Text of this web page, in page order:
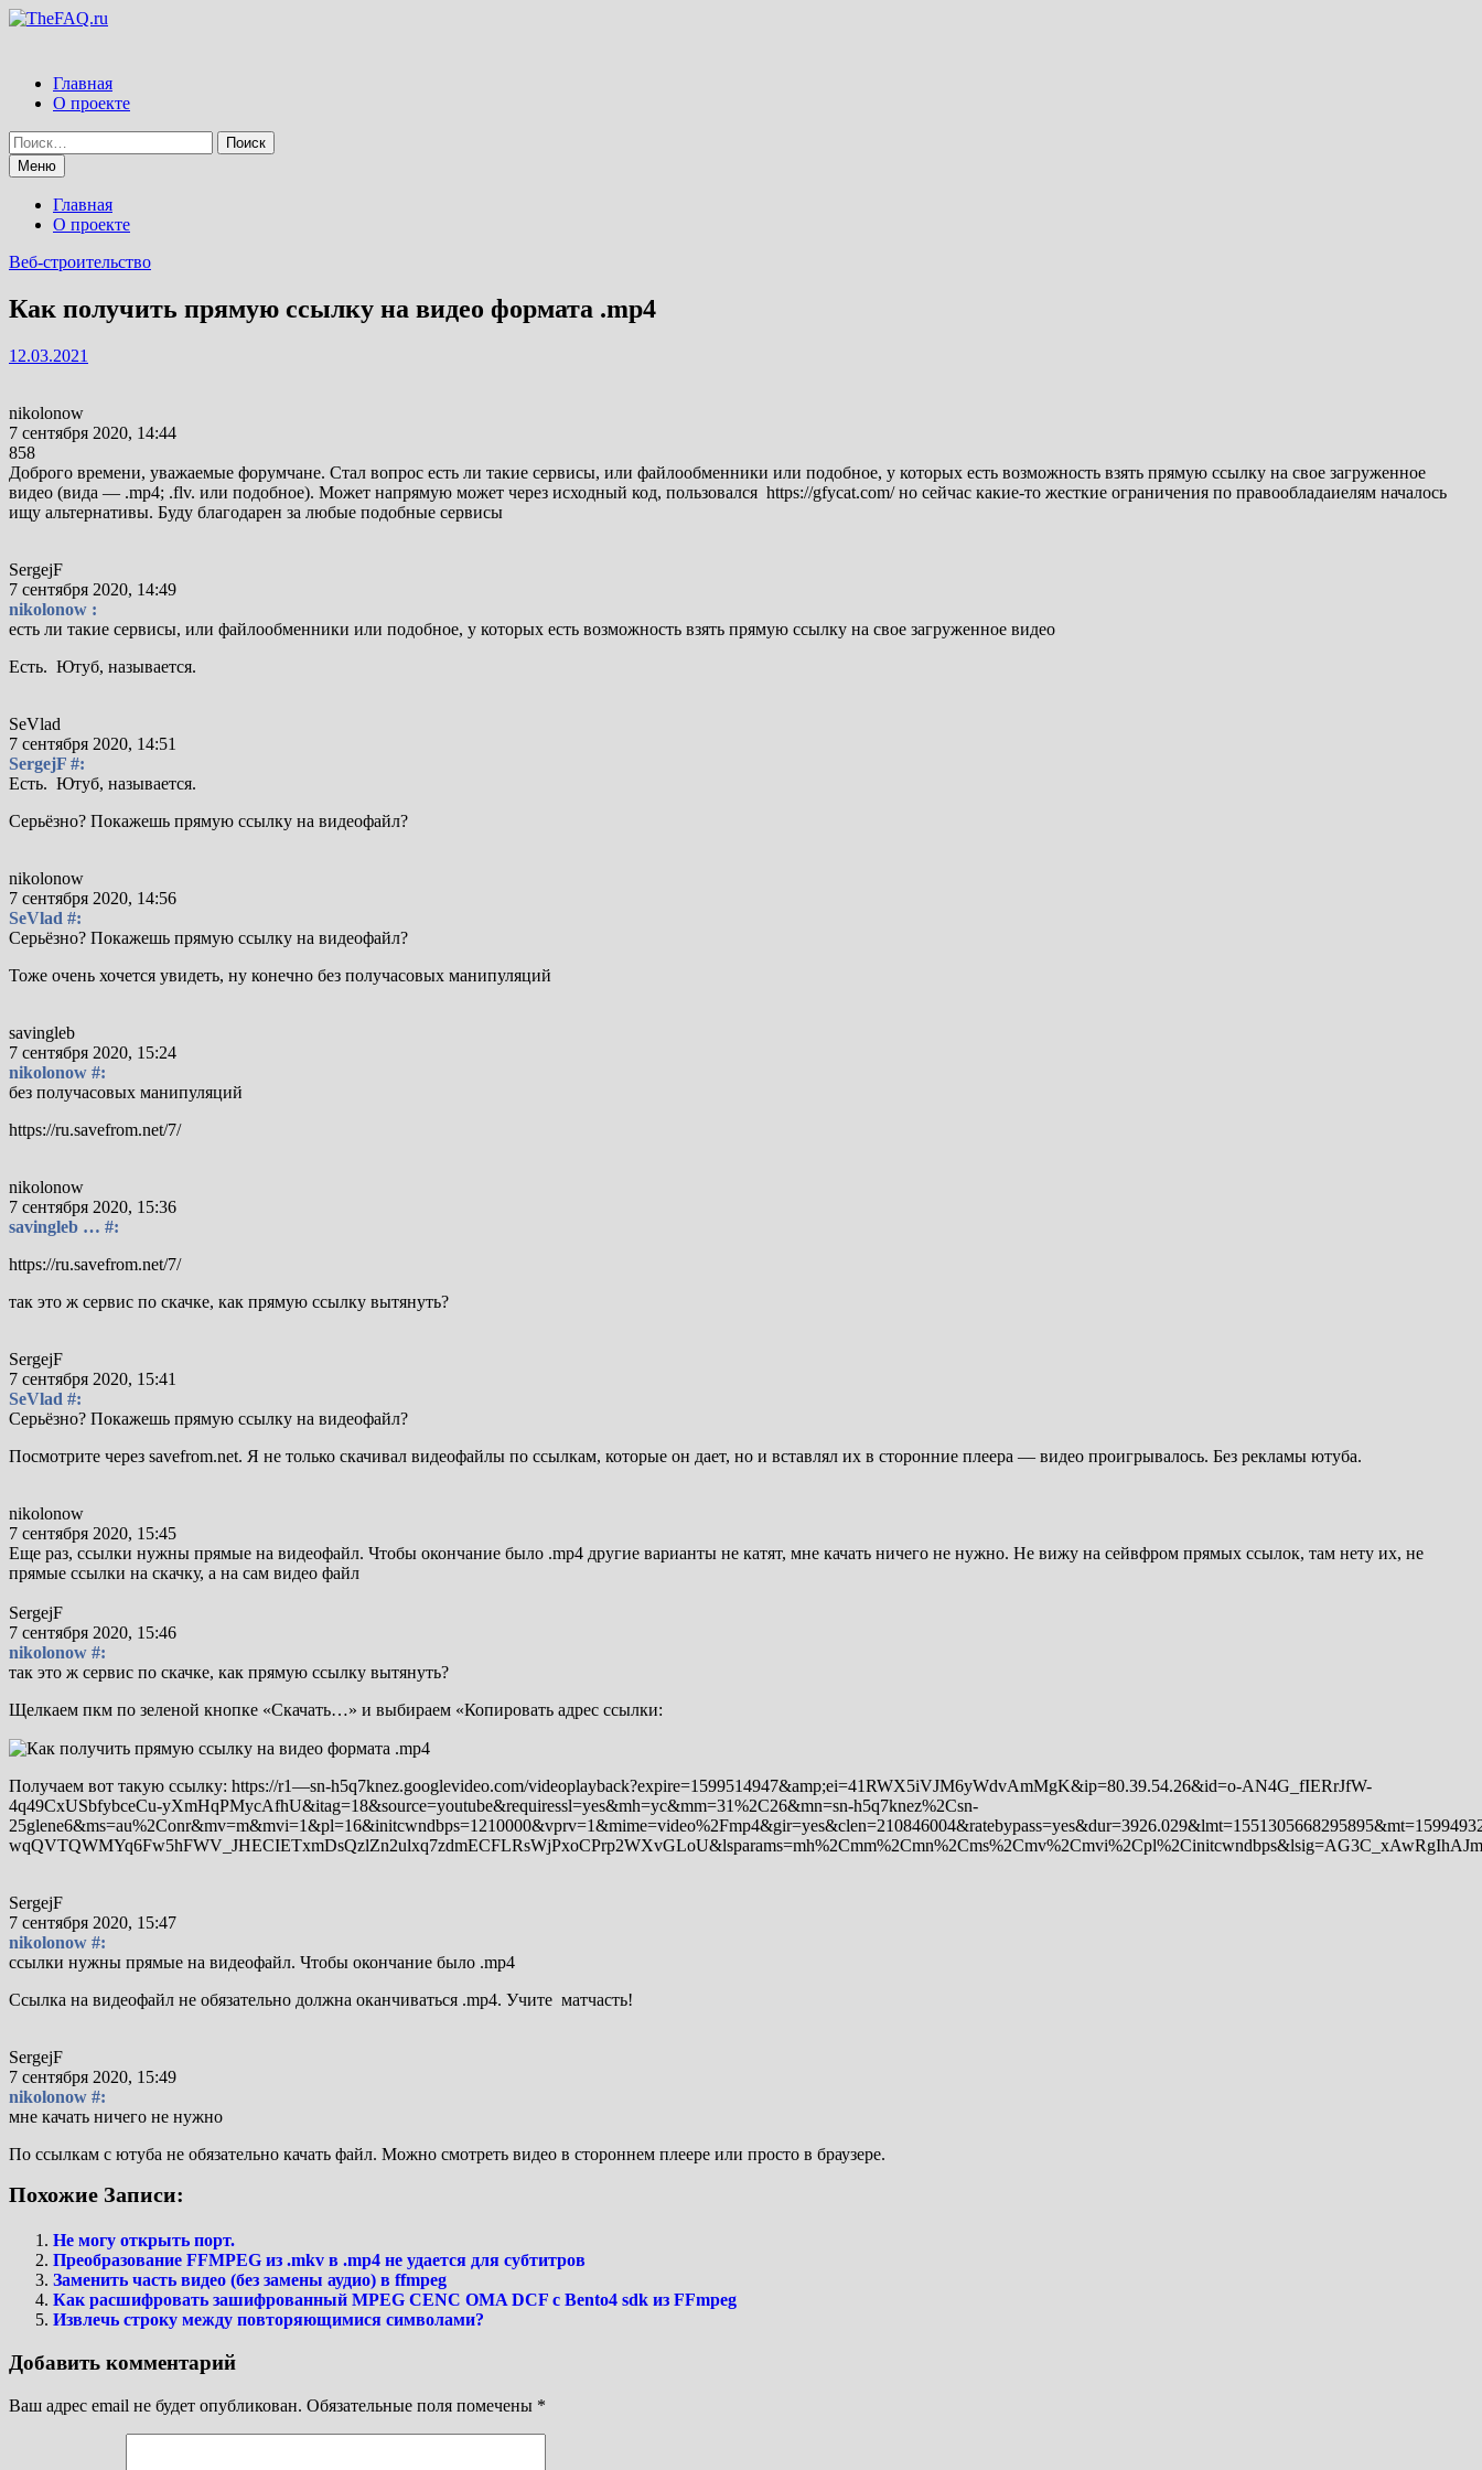
Перейти
Главная
О проекте
Найти:
Меню
Главная
О проекте
Веб-строительство
Как получить прямую ссылку на видео формата .mp4
12.03.2021
nikolonow
7 сентября 2020, 14:44
858
Доброго времени, уважаемые форумчане. Стал вопрос есть ли такие сервисы, или файлообменники или подобное, у которых есть возможность взять прямую ссылку на свое загруженное
видео (вида — .mp4; .flv. или подобное). Может напрямую может через исходный код, пользовался https://gfycat.com/ но сейчас какие-то жесткие ограничения по правообладаиелям началось
ищу альтернативы. Буду благодарен за любые подобные сервисы
SergejF
7 сентября 2020, 14:49
nikolonow :
есть ли такие сервисы, или файлообменники или подобное, у которых есть возможность взять прямую ссылку на свое загруженное видео
Есть. Ютуб, называется.
SeVlad
7 сентября 2020, 14:51
SergejF #:
Есть. Ютуб, называется.
Серьёзно? Покажешь прямую ссылку на видеофайл?
nikolonow
7 сентября 2020, 14:56
SeVlad #:
Серьёзно? Покажешь прямую ссылку на видеофайл?
Тоже очень хочется увидеть, ну конечно без получасовых манипуляций
savingleb
7 сентября 2020, 15:24
nikolonow #:
без получасовых манипуляций
https://ru.savefrom.net/7/
nikolonow
7 сентября 2020, 15:36
savingleb … #:
https://ru.savefrom.net/7/
так это ж сервис по скачке, как прямую ссылку вытянуть?
SergejF
7 сентября 2020, 15:41
SeVlad #:
Серьёзно? Покажешь прямую ссылку на видеофайл?
Посмотрите через savefrom.net. Я не только скачивал видеофайлы по ссылкам, которые он дает, но и вставлял их в сторонние плеера — видео проигрывалось. Без рекламы ютуба.
nikolonow
7 сентября 2020, 15:45
Еще раз, ссылки нужны прямые на видеофайл. Чтобы окончание было .mp4 другие варианты не катят, мне качать ничего не нужно. Не вижу на сейвфром прямых ссылок, там нету их, не
прямые ссылки на скачку, а на сам видео файл
SergejF
7 сентября 2020, 15:46
nikolonow #:
так это ж сервис по скачке, как прямую ссылку вытянуть?
Щелкаем пкм по зеленой кнопке «Скачать…» и выбираем «Копировать адрес ссылки:
Получаем вот такую ссылку: https://r1—sn-h5q7knez.googlevideo.com/videoplayback?expire=1599514947&amp;ei=41RWX5iVJM6yWdvAmMgK&ip=80.39.54.26&id=o-AN4G_fIERrJfW-
4q49CxUSbfybceCu-yXmHqPMycAfhU&itag=18&source=youtube&requiressl=yes&mh=yc&mm=31%2C26&mn=sn-h5q7knez%2Csn-
SergejF
7 сентября 2020, 15:47
nikolonow #:
ссылки нужны прямые на видеофайл. Чтобы окончание было .mp4
Ссылка на видеофайл не обязательно должна оканчиваться .mp4. Учите матчасть!
SergejF
7 сентября 2020, 15:49
nikolonow #:
мне качать ничего не нужно
По ссылкам с ютуба не обязательно качать файл. Можно смотреть видео в стороннем плеере или просто в браузере.
Похожие Записи:
Не могу открыть порт.
Преобразование FFMPEG из .mkv в .mp4 не удается для субтитров
Заменить часть видео (без замены аудио) в ffmpeg
Как расшифровать зашифрованный MPEG CENC OMA DCF с Bento4 sdk из FFmpeg
Извлечь строку между повторяющимися символами?
Добавить комментарий
Ваш адрес email не будет опубликован. Обязательные поля помечены *